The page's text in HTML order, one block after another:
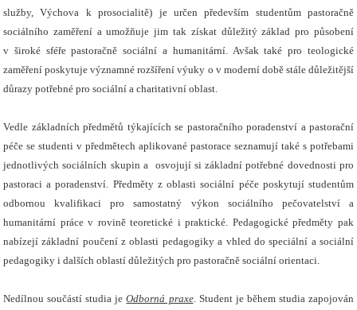
služby, Výchova kprosocialitě) je určen především studentům pastoračně
sociálního zaměření a umožňuje jim tak získat důležitý základ pro působení
v široké sféře pastoračně sociální a humanitární. Avšak také pro teologické
zaměření poskytuje významné rozšíření výuky o v moderní době stále důležitější
důrazy potřebné pro sociální a charitativní oblast.
Vedle základních předmětů týkajících se pastoračního poradenství a pastorační
péče se studenti v předmětech aplikované pastorace seznamují také s potřebami
jednotlivých sociálních skupin a
osvojují si základní potřebné dovednosti pro
pastoraci a poradenství. Předměty z oblasti sociální péče poskytují studentům
odbornou kvalifikaci pro samostatný výkon sociálního pečovatelstvía
humanitární práce v rovině teoretické i praktické. Pedagogické předměty pak
nabízejí základní poučení z oblasti pedagogiky a vhled do speciální a sociální
pedagogiky i dalších oblastí důležitých pro pastoračně sociální orientaci.
Nedílnou součástí studia jeOdborná praxe. Student je během studia zapojován